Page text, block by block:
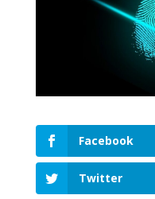
Facebook
Twitter